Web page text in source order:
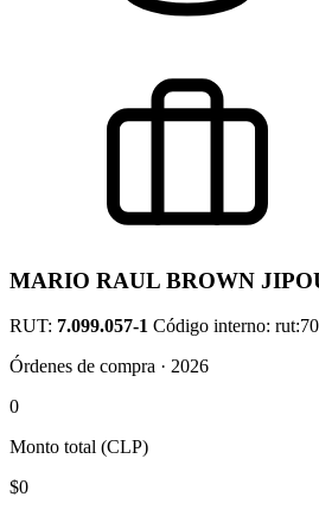
MARIO RAUL BROWN
RUT: 7.099.057-1 Código interno:
Órdenes de compra · 2026
0
Monto total (CLP)
$0